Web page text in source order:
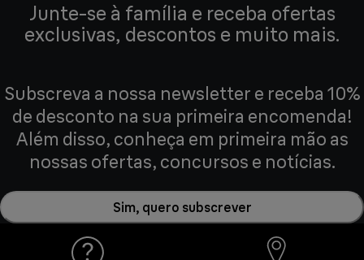
Junte-se à família e receba ofertas
exclusivas, descontos e muito mais.
Subscreva a nossa newsletter e receba 10%
de desconto na sua primeira encomenda!
Além disso, conheça em primeira mão as
nossas ofertas, concursos e notícias.
Sim, quero subscrever